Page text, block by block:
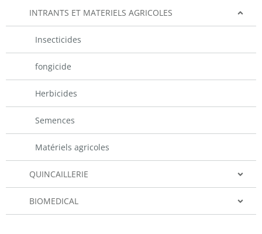
INTRANTS ET MATERIELS AGRICOLES
Insecticides
fongicide
Herbicides
Semences
Matériels agricoles
QUINCAILLERIE
BIOMEDICAL